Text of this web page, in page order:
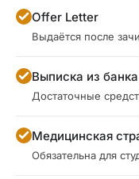
Offer Letter
Выдаётся после
Выписка из банка
Достаточные
Медицинская
Обязательна для